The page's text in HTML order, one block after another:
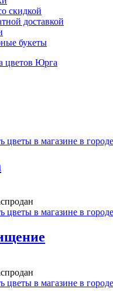
скидкой
доставкой
букеты
цветов Юрга